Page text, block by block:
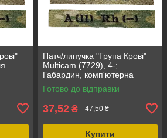
х
Патч/липучка "Група Крові"
Multicam (7729), 4-;
Габардин, комп'ютерна
вишивка, тактичний одяг
Готово до відправки
37,52 ₴ 47,50 ₴
Купити